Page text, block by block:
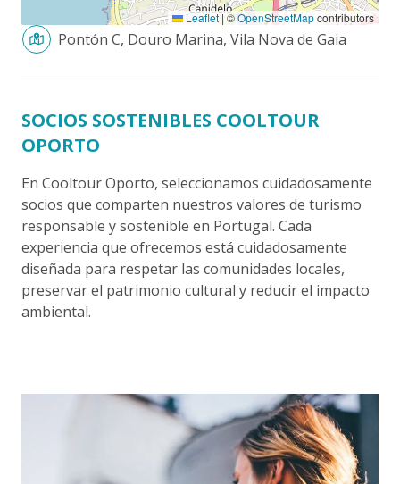
Leaflet|©OpenStreetMapcontributors
Pontón C, Douro Marina, Vila Nova de Gaia
SOCIOS SOSTENIBLES COOLTOUR
OPORTO
En Cooltour Oporto, seleccionamos cuidadosamente
socios que comparten nuestros valores de turismo
responsable y sostenible en Portugal. Cada
experiencia que ofrecemos está cuidadosamente
diseñada para respetar las comunidades locales,
preservar el patrimonio cultural y reducir el impacto
ambiental.